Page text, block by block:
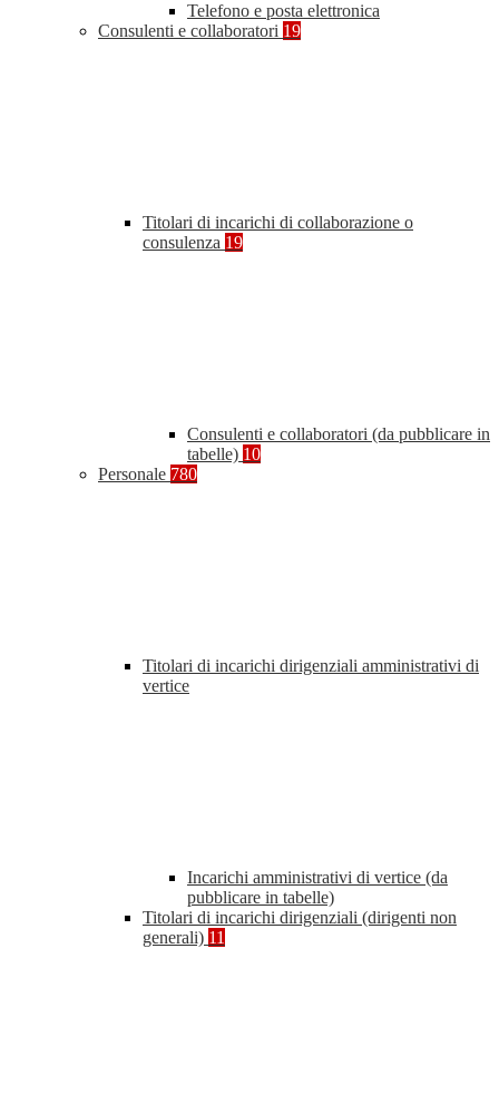
Telefono e posta elettronica
Consulenti e collaboratori 19
Titolari di incarichi di collaborazione o
consulenza 19
Consulenti e collaboratori (da pubblicare in
tabelle) 10
Personale 780
Titolari di incarichi dirigenziali amministrativi di
vertice
Incarichi amministrativi di vertice (da
pubblicare in tabelle)
Titolari di incarichi dirigenziali (dirigenti non
generali) 11